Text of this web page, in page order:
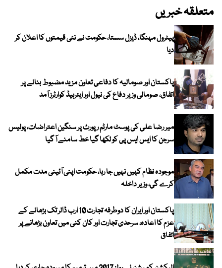
متعلقہ خبریں
پیٹرول مہنگا، ڈیزل سستا، حکومت نے نئی قیمتوں کا اعلان کر
دیا
پاکستان اور صومالیہ کا دفاعی تعاون مزید مضبوط بنانے پر
اتفاق، صومالی وزیر دفاع کی نیول اور ایئرہیڈ کوارٹرز آمد
میر رضا علی کی پوسٹ مارٹم رپورٹ پر سنگین اعتراضات، پولیس
سرجن کا ایس ایس پی کو لکھا گیا خط سامنے آ گیا
موجودہ نظام کہیں نہیں جا رہا، حکومت اپنی آئینی مدت مکمل
کرے گی، وزیر داخلہ
پاکستان اور ایران کا دوطرفہ تجارت 10 ارب ڈالر تک بڑھانے کے
عزم کا اعادہ، سرحدی تجارت اور کان کنی میں تعاون بڑھانے پر
اتفاق